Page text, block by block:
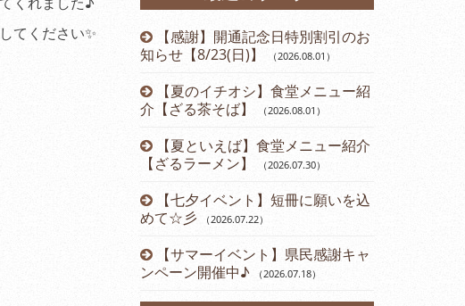
てください✨
【感謝】開通記念日特別割引のお
知らせ【8/23(日)】
（2026.08.01 ）
【夏のイチオシ】食堂メニュー紹
介【ざる茶そば】
（2026.08.01 ）
【夏といえば】食堂メニュー紹介
【ざるラーメン】
（2026.07.30）
【七夕イベント】短冊に願いを込
めて☆彡
（2026.07.22）
【サマーイベント】県民感謝キャ
ンペーン開催中♪
（2026.07.18）